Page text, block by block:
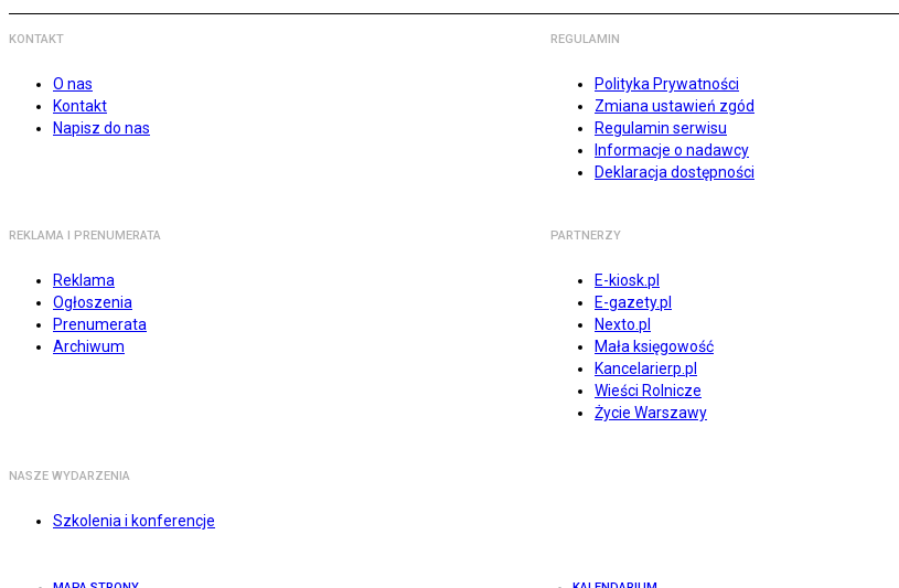
KONTAKT
O nas
Kontakt
Napisz do nas
REGULAMIN
Polityka Prywatności
Zmiana ustawień zgód
Regulamin serwisu
Informacje o nadawcy
Deklaracja dostępności
REKLAMA I PRENUMERATA
Reklama
Ogłoszenia
Prenumerata
Archiwum
PARTNERZY
E-kiosk.pl
E-gazety.pl
Nexto.pl
Mała księgowość
Kancelarierp.pl
Wieści Rolnicze
Życie Warszawy
NASZE WYDARZENIA
Szkolenia i konferencje